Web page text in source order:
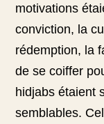
motivations
conviction, la
rédemption, la
de se coiffer
hidjabs étaient
semblables.